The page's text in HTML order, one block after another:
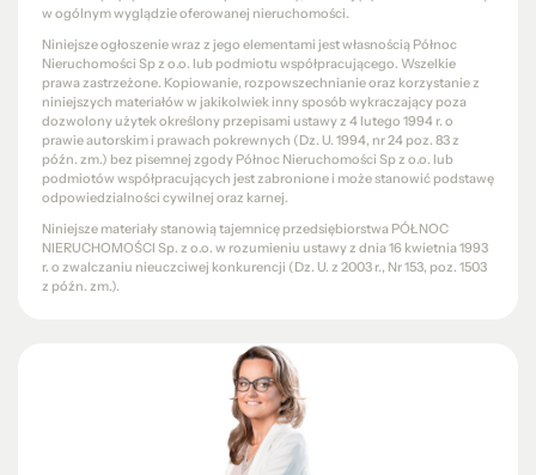
w ogólnym wyglądzie oferowanej nieruchomości.
Niniejsze ogłoszenie wraz z jego elementami jest własnością Północ
Nieruchomości Sp z o.o. lub podmiotu współpracującego. Wszelkie
prawa zastrzeżone. Kopiowanie, rozpowszechnianie oraz korzystanie z
niniejszych materiałów w jakikolwiek inny sposób wykraczający poza
dozwolony użytek określony przepisami ustawy z 4 lutego 1994 r. o
prawie autorskim i prawach pokrewnych (Dz. U. 1994, nr 24 poz. 83 z
późn. zm.) bez pisemnej zgody Północ Nieruchomości Sp z o.o. lub
podmiotów współpracujących jest zabronione i może stanowić podstawę
odpowiedzialności cywilnej oraz karnej.
Niniejsze materiały stanowią tajemnicę przedsiębiorstwa PÓŁNOC
NIERUCHOMOŚCI Sp. z o.o. w rozumieniu ustawy z dnia 16 kwietnia 1993
r. o zwalczaniu nieuczciwej konkurencji (Dz. U. z 2003 r., Nr 153, poz. 1503
z późn. zm.).